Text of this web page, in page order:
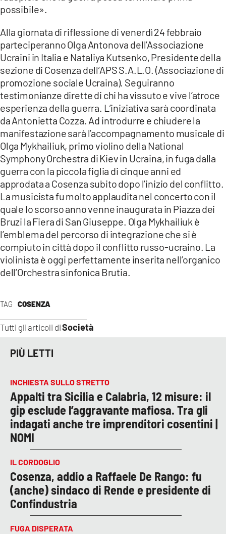
TAG COSENZA
Tutti gli articoli diSocietà
possibile».
Alla giornata di riflessione di venerdì 24 febbraio
parteciperanno Olga Antonova dell’Associazione
Ucraini in Italia e Nataliya Kutsenko, Presidente della
sezione di Cosenza dell’APS S.A.L.O. (Associazione di
promozione sociale Ucraina). Seguiranno
testimonianze dirette di chi ha vissuto e vive l’atroce
esperienza della guerra. L’iniziativa sarà coordinata
da Antonietta Cozza. Ad introdurre e chiudere la
manifestazione sarà l’accompagnamento musicale di
Olga Mykhailiuk, primo violino della National
Symphony Orchestra di Kiev in Ucraina, in fuga dalla
guerra con la piccola figlia di cinque anni ed
approdata a Cosenza subito dopo l’inizio del conflitto.
La musicista fu molto applaudita nel concerto con il
quale lo scorso anno venne inaugurata in Piazza dei
Bruzi la Fiera di San Giuseppe. Olga Mykhailiuk è
l’emblema del percorso di integrazione che si è
compiuto in città dopo il conflitto russo-ucraino. La
violinista è oggi perfettamente inserita nell’organico
dell’Orchestra sinfonica Brutia.
PIÙ LETTI
INCHIESTA SULLO STRETTO
Appalti tra Sicilia e Calabria, 12 misure: il
gip esclude l’aggravante mafiosa. Tra gli
indagati anche tre imprenditori cosentini |
NOMI
IL CORDOGLIO
Cosenza, addio a Raffaele De Rango: fu
(anche) sindaco di Rende e presidente di
Confindustria
FUGA DISPERATA